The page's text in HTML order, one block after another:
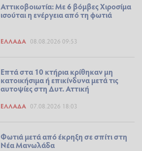
Αττικοβοιωτία: Με 6 βόμβες Χιροσίμα
ισούται η ενέργεια από τη φωτιά
ΕΛΛΆΔΑ 08.08.2026 09:53
Επτά στα 10 κτήρια κρίθηκαν μη
κατοικήσιμα ή επικίνδυνα μετά τις
αυτοψίες στη Δυτ. Αττική
ΕΛΛΆΔΑ 07.08.2026 18:03
Φωτιά μετά από έκρηξη σε σπίτι στη
Νέα Μανωλάδα